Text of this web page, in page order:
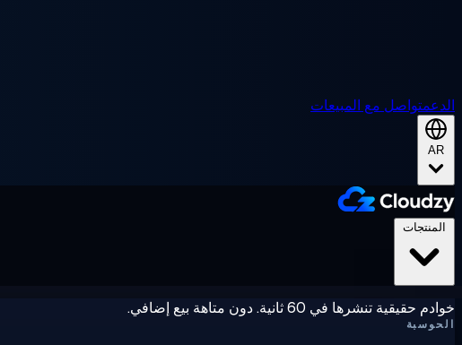
الدعمتواصل مع المبيعات
AR
المنتجات
خوادم حقيقية تنشرها في 60 ثانية. دون متاهة بيع إضافي.
الحوسبة